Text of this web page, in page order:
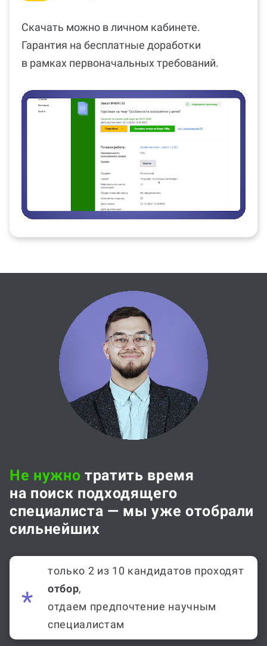
Скачать можно в личном кабинете.
Гарантия на бесплатные доработки
в рамках первоначальных требований.
Не нужно тратить время
на поиск подходящего
специалиста — мы уже отобрали
сильнейших
только 2 из 10 кандидатов проходят
отбор
отдаем предпочтение научным
специалистам